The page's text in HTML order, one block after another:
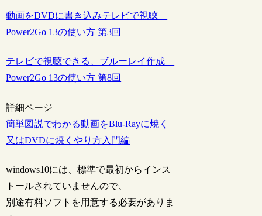
動画をDVDに書き込みテレビで視聴
Power2Go 13の使い方 第3回
テレビで視聴できる、ブルーレイ作成
Power2Go 13の使い方 第8回
詳細ページ
簡単図説でわかる動画をBlu-Rayに焼く
又はDVDに焼くやり方入門編
windows10には、標準で最初からインス
トールされていませんので、
別途有料ソフトを用意する必要がありま